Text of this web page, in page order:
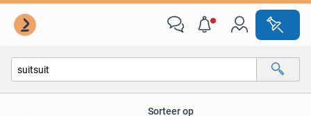
Sorteer op